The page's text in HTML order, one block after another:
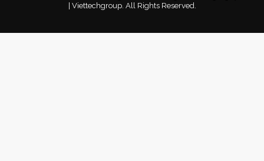
| Viettechgroup. All Rights Reserved.